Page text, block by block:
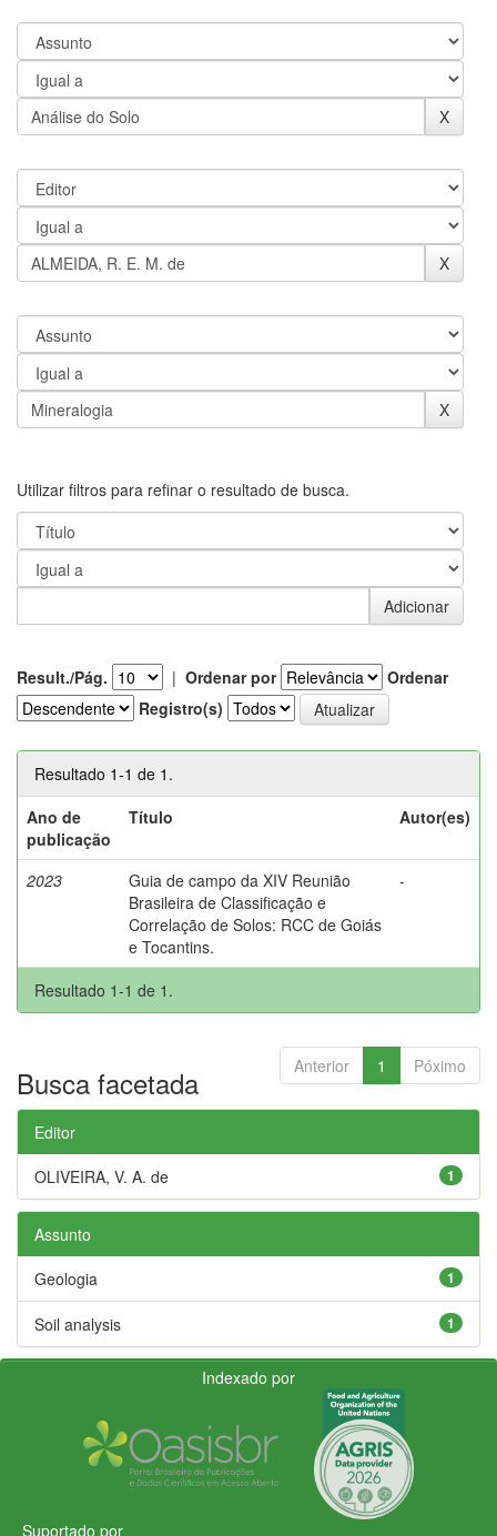
Utilizar filtros para refinar o resultado de busca.
Result./Pág. | Ordenar por
Ordenar
Registro(s)
Resultado 1-1 de 1.
Ano de
publicação
Título Autor(es)
2023
Guia de campo da XIV Reunião
Brasileira de Classificação e
Correlação de Solos: RCC de Goiás
e Tocantins.
-
Resultado 1-1 de 1.
Anterior 1 Póximo
Busca facetada
Editor
1
OLIVEIRA, V. A. de
Assunto
1
Geologia
1
Soil analysis
Indexado por
Suportado por